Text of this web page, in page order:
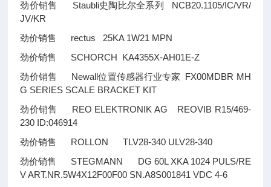
劲价销售 Staubli史陶比尔全系列 NCB20.1105/IC/VR/
JV/KR
劲价销售 rectus 25KA 1W21 MPN
劲价销售 SCHORCH KA4355X-AH01E-Z
劲价销售 Newall位置传感器行业专家 FX00MDBR MH
G SERIES SCALE BRACKET KIT
劲价销售 REO ELEKTRONIK AG REOVIB R15/469-
230 ID:046914
劲价销售 ROLLON TLV28-340 ULV28-340
劲价销售 STEGMANN DG 60L XKA 1024 PULS/RE
V ART.NR.5W4X12F00F00 SN.A8S001841 VDC 4-6